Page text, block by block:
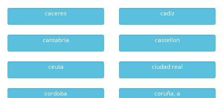
caceres cadiz
cantabria castellon
ceuta ciudad real
cordoba coruña, a